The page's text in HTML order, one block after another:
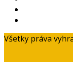
Všetky práva